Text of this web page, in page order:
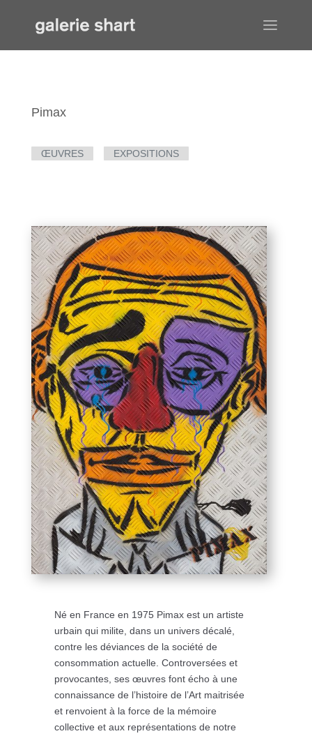
Pimax
ŒUVRES EXPOSITIONS
Né en France en 1975 Pimax est un artiste
urbain qui milite, dans un univers décalé,
contre les déviances de la société de
consommation actuelle. Controversées et
provocantes, ses œuvres font écho à une
connaissance de l’histoire de l’Art maitrisée
et renvoient à la force de la mémoire
collective et aux représentations de notre